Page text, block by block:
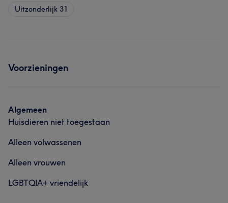
Uitzonderlijk 31
Voorzieningen
Algemeen
Huisdieren niet toegestaan
Alleen volwassenen
Alleen vrouwen
LGBTQIA+ vriendelijk